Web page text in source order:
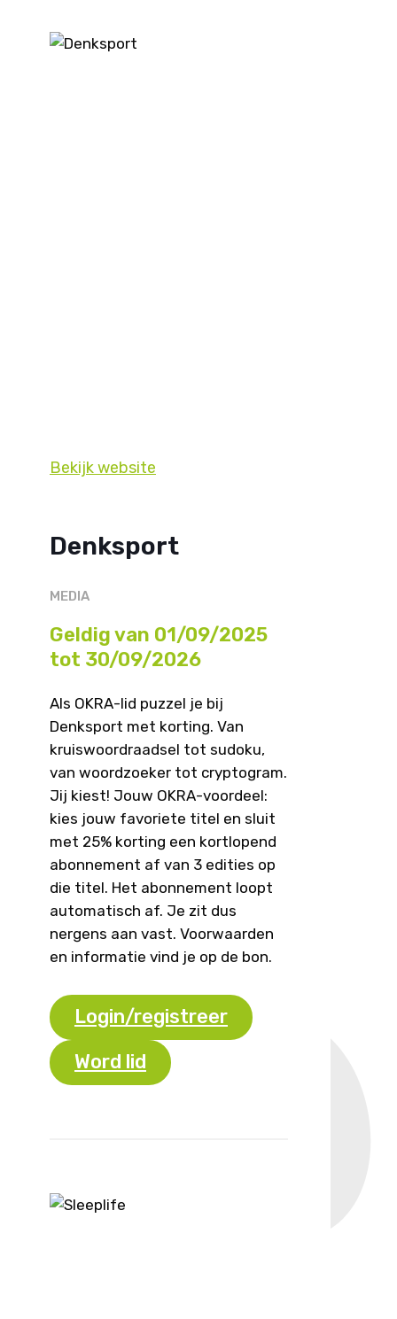
Bekijk website
Denksport
MEDIA
Geldig van 01/09/2025
tot 30/09/2026
Als OKRA-lid puzzel je bij
Denksport met korting. Van
kruiswoordraadsel tot sudoku,
van woordzoeker tot cryptogram.
Jij kiest! Jouw OKRA-voordeel:
kies jouw favoriete titel en sluit
met 25% korting een kortlopend
abonnement af van 3 edities op
die titel. Het abonnement loopt
automatisch af. Je zit dus
nergens aan vast. Voorwaarden
en informatie vind je op de bon.
Login/registreer
Word lid